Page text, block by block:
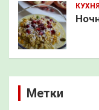
КУХНЯ
Метки